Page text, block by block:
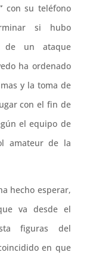
con su teléfono
si hubo
de un ataque
ha ordenado
y la toma de
con el fin de
el equipo de
amateur de la
hecho esperar,
va desde el
figuras del
en que